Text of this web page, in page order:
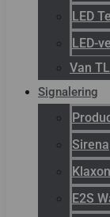
LED
LED-
Van
Signalering
Sirena
E2S